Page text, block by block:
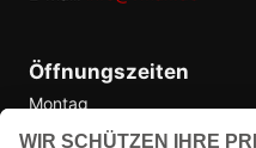
Öffnungszeiten
Montag
Dienstag